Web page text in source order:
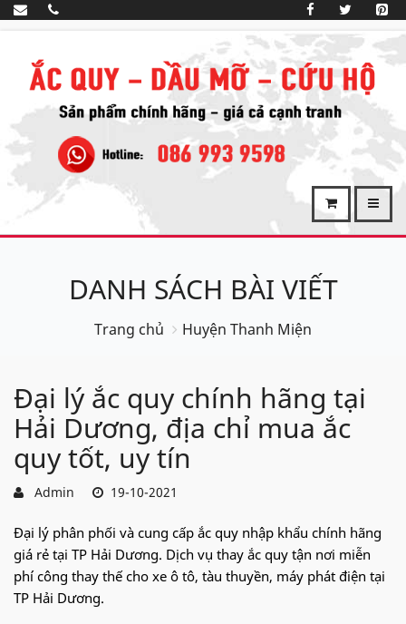
DANH SÁCH BÀI VIẾT
Trang chủ Huyện Thanh Miện
Đại lý ắc quy chính hãng tại
Hải Dương, địa chỉ mua ắc
quy tốt, uy tín
Admin 19-10-2021
Đại lý phân phối và cung cấp ắc quy nhập khẩu chính hãng
giá rẻ tại TP Hải Dương. Dịch vụ thay ắc quy tận nơi miễn
phí công thay thế cho xe ô tô, tàu thuyền, máy phát điện tại
TP Hải Dương.